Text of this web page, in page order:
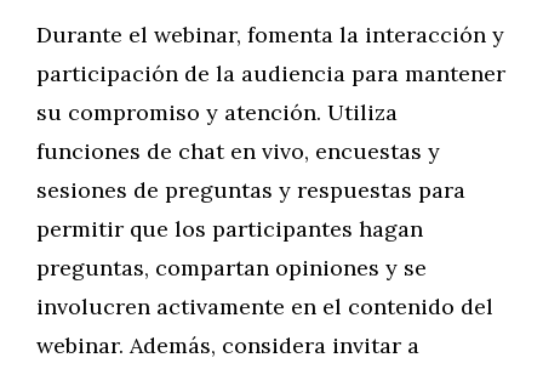
Durante el webinar, fomenta la interacción y
participación de la audiencia para mantener
su compromiso y atención. Utiliza
funciones de chat en vivo, encuestas y
sesiones de preguntas y respuestas para
permitir que los participantes hagan
preguntas, compartan opiniones y se
involucren activamente en el contenido del
webinar. Además, considera invitar a